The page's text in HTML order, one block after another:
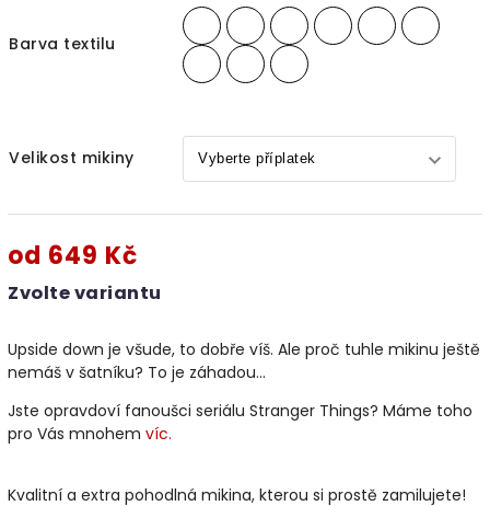
Barva textilu
Velikost mikiny
od 649 Kč
Zvolte variantu
Upside down je všude, to dobře víš. Ale proč tuhle mikinu ještě
nemáš v šatníku? To je záhadou...
Jste opravdoví fanoušci seriálu Stranger Things? Máme toho
pro Vás mnohem víc.
Kvalitní a extra pohodlná mikina, kterou si prostě zamilujete!